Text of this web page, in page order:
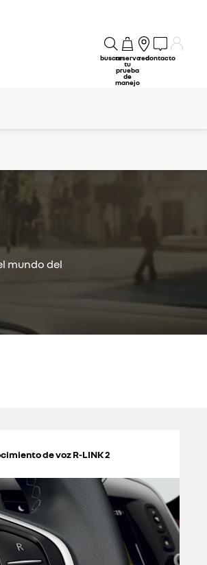
buscarreserva
tu
prueba
de
manejo
redcontacto
mundo del
de voz R-LINK 2